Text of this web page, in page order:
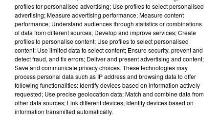
FIL D'ACTUS
profiles for personalised advertising; Use profiles to select personalised
advertising; Measure advertising performance; Measure content
performance; Understand audiences through statistics or combinations
of data from different sources; Develop and improve services; Create
profiles to personalise content; Use profiles to select personalised
content; Use limited data to select content; Ensure security, prevent and
detect fraud, and fix errors; Deliver and present advertising and content;
Save and communicate privacy choices. These technologies may
process personal data such as IP address and browsing data to offer
following functionalities: Identify devices based on information actively
requested; Use precise geolocation data; Match and combine data from
other data sources; Link different devices; Identify devices based on
information transmitted automatically.